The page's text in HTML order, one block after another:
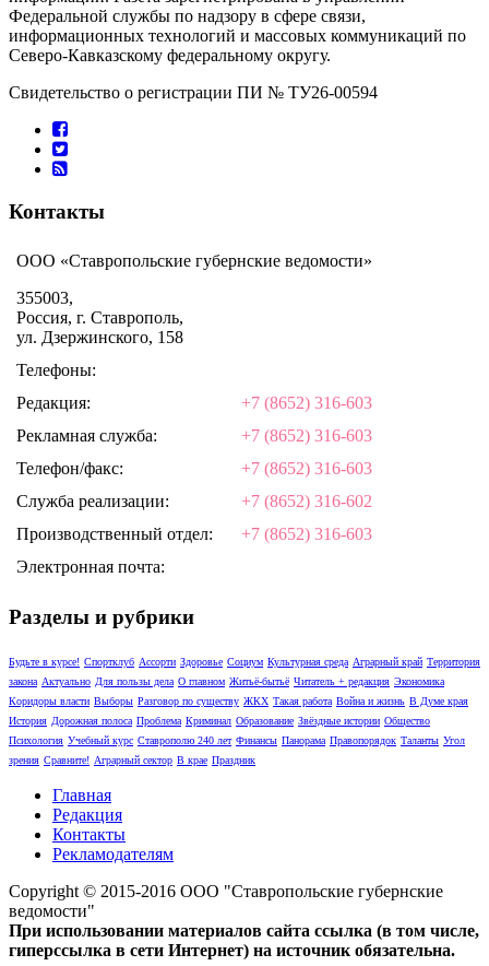
Федеральной службы по надзору в сфере связи,
информационных технологий и массовых коммуникаций по
Северо-Кавказскому федеральному округу.
Свидетельство о регистрации ПИ № ТУ26-00594
Контакты
ООО «Ставропольские губернские ведомости»
355003,
Россия, г. Ставрополь,
ул. Дзержинского, 158
Телефоны:
Редакция:
+7 (8652) 316-603
Рекламная служба:
+7 (8652) 316-603
Телефон/факс:
+7 (8652) 316-603
Служба реализации:
+7 (8652) 316-602
Производственный отдел:
+7 (8652) 316-603
Электронная почта:
Разделы и рубрики
Будьте в курсе! Спортклуб Ассорти Здоровье Социум Культурная среда Аграрный край Территория
закона Актуально Для пользы дела О главном Житьё-бытьё Читатель + редакция Экономика
Коридоры власти Выборы Разговор по существу ЖКХ Такая работа Война и жизнь В Думе края
История Дорожная полоса Проблема Криминал Образование Звёздные истории Общество
Психология Учебный курс Ставрополю 240 лет Финансы Панорама Правопорядок Таланты Угол
зрения Сравните! Аграрный сектор В крае Праздник
Главная
Редакция
Контакты
Рекламодателям
Copyright © 2015-2016 ООО "Ставропольские губернские
ведомости"
При использовании материалов сайта ссылка (в том числе,
гиперссылка в сети Интернет) на источник обязательна.